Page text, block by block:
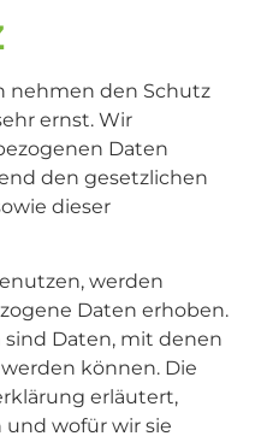
nehmen den Schutz
ernst. Wir
Daten
den gesetzlichen
dieser
werden
Daten erhoben.
Daten, mit denen
können. Die
erläutert,
wofür wir sie